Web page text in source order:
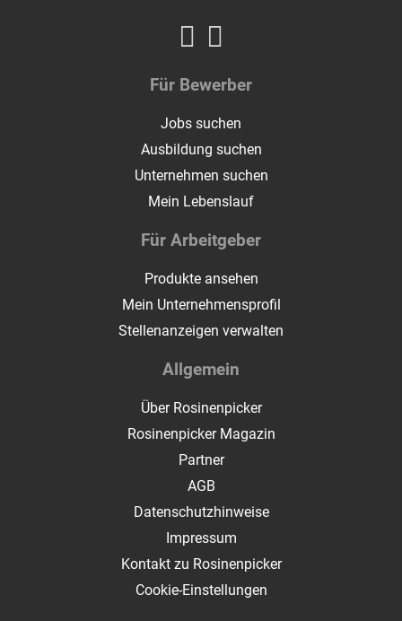
Für Bewerber
Jobs suchen
Ausbildung suchen
Unternehmen suchen
Mein Lebenslauf
Für Arbeitgeber
Produkte ansehen
Mein Unternehmensprofil
Stellenanzeigen verwalten
Allgemein
Über Rosinenpicker
Rosinenpicker Magazin
Partner
AGB
Datenschutzhinweise
Impressum
Kontakt zu Rosinenpicker
Cookie-Einstellungen